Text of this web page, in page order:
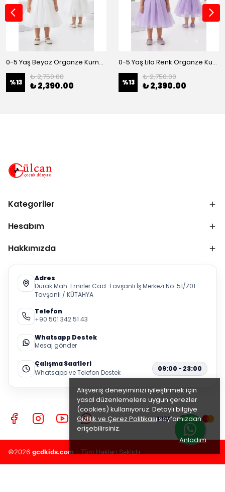
Alışveriş deneyiminizi iyileştirmek için
yasal düzenlemelere uygun çerezler
(cookies) kullanıyoruz. Detaylı bilgiye
Gizlilik ve Çerez Politikasısayfamızdan
erişebilirsiniz.
Anladım
0-5 Yaş Beyaz Organze Kumaş Bel İnci Kemerli Midi Boy Arkası Lastikli Abiye
%13
₺ 2,750.00
₺ 2,390.00
0-5 Yaş Lila Renk Organze Kumaş Bel İnci Kemerli Midi Boy Arkası Lastikli Abiye
%13
₺ 2,750.00
₺ 2,390.00
Kategoriler
Hesabım
Hakkımızda
Adres
Durak Mah. Emirler Cad. Tavşanlı İş Merkezi No: 51/Z01
Tavşanlı / KÜTAHYA
Telefon
+90 501 342 51 43
Whatsapp Destek
Mesaj gönder
Çalışma Saatleri
Whatsapp ve Telefon Destek
09:00 - 23:00
©2026 gcdkids.com - Tüm Hakları Saklıdır